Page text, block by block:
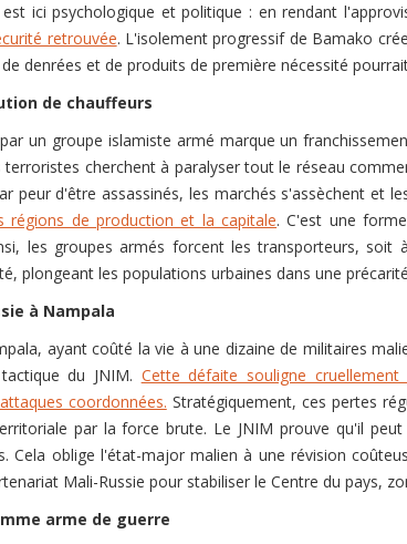
ici psychologique et politique : en rendant
retrouvée. L'isolement progressif de Bamako
denrées et de produits de première nécessité
de chauffeurs
un groupe islamiste armé marque un
cherchent à paralyser tout le réseau
peur d'être assassinés, les marchés s'assèchent et
régions de production et la capitale. C'est une
les groupes armés forcent les transporteurs,
plongeant les populations urbaines dans une
à Nampala
ayant coûté la vie à une dizaine de militaires
du JNIM. Cette défaite souligne
coordonnées. Stratégiquement, ces pertes
par la force brute. Le JNIM prouve qu'il
Cela oblige l'état-major malien à une révision
Mali-Russie pour stabiliser le Centre du pays,
arme de guerre